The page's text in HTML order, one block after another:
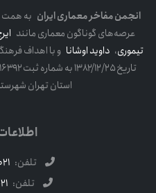
انجمن مفاخر معماری ایرانبه همت
عرصه‌های گوناگون معماری مانندایرج
تیموری،داوید اوشاناو با اهداف فرهنگی
استان تهران
تلفن: 021-88424345
تلفن: 021-88430313